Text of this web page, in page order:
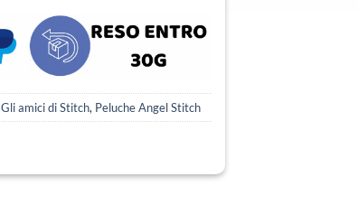
Gli amici di Stitch, Peluche Angel Stitch